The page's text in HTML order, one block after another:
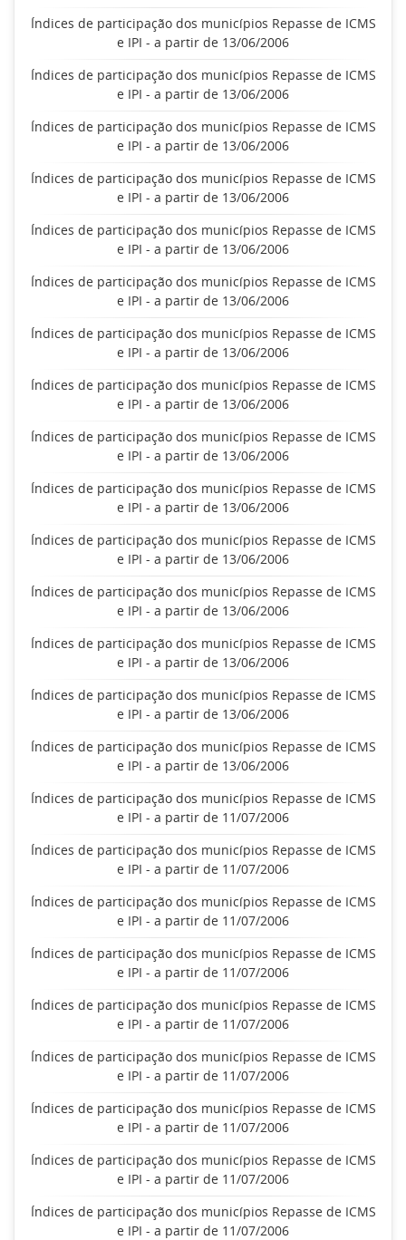
Índices de participação dos municípios Repasse de ICMS
e IPI - a partir de 13/06/2006
Índices de participação dos municípios Repasse de ICMS
e IPI - a partir de 13/06/2006
Índices de participação dos municípios Repasse de ICMS
e IPI - a partir de 13/06/2006
Índices de participação dos municípios Repasse de ICMS
e IPI - a partir de 13/06/2006
Índices de participação dos municípios Repasse de ICMS
e IPI - a partir de 13/06/2006
Índices de participação dos municípios Repasse de ICMS
e IPI - a partir de 13/06/2006
Índices de participação dos municípios Repasse de ICMS
e IPI - a partir de 13/06/2006
Índices de participação dos municípios Repasse de ICMS
e IPI - a partir de 13/06/2006
Índices de participação dos municípios Repasse de ICMS
e IPI - a partir de 13/06/2006
Índices de participação dos municípios Repasse de ICMS
e IPI - a partir de 13/06/2006
Índices de participação dos municípios Repasse de ICMS
e IPI - a partir de 13/06/2006
Índices de participação dos municípios Repasse de ICMS
e IPI - a partir de 13/06/2006
Índices de participação dos municípios Repasse de ICMS
e IPI - a partir de 13/06/2006
Índices de participação dos municípios Repasse de ICMS
e IPI - a partir de 13/06/2006
Índices de participação dos municípios Repasse de ICMS
e IPI - a partir de 13/06/2006
Índices de participação dos municípios Repasse de ICMS
e IPI - a partir de 11/07/2006
Índices de participação dos municípios Repasse de ICMS
e IPI - a partir de 11/07/2006
Índices de participação dos municípios Repasse de ICMS
e IPI - a partir de 11/07/2006
Índices de participação dos municípios Repasse de ICMS
e IPI - a partir de 11/07/2006
Índices de participação dos municípios Repasse de ICMS
e IPI - a partir de 11/07/2006
Índices de participação dos municípios Repasse de ICMS
e IPI - a partir de 11/07/2006
Índices de participação dos municípios Repasse de ICMS
e IPI - a partir de 11/07/2006
Índices de participação dos municípios Repasse de ICMS
e IPI - a partir de 11/07/2006
Índices de participação dos municípios Repasse de ICMS
e IPI - a partir de 11/07/2006